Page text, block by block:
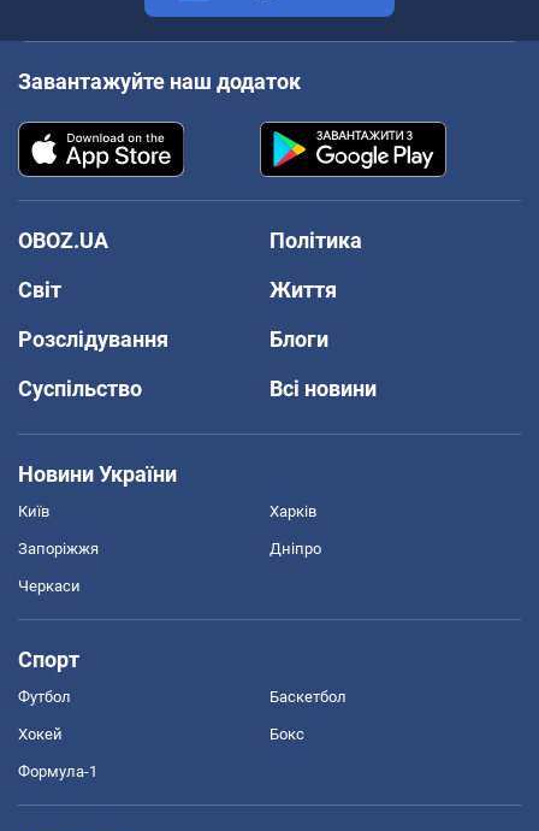
Завантажуйте наш додаток
OBOZ.UA
Політика
Світ
Життя
Розслідування
Блоги
Суспільство
Всі новини
Новини України
Київ Харків
Запоріжжя Дніпро
Черкаси
Спорт
Футбол Баскетбол
Хокей Бокс
Формула-1